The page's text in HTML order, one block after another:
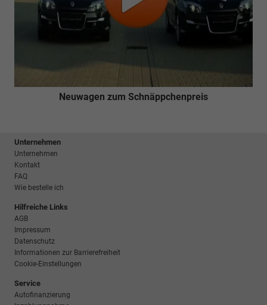
Neuwagen zum Schnäppchenpreis
Unternehmen
Unternehmen
Kontakt
FAQ
Wie bestelle ich
Hilfreiche Links
AGB
Impressum
Datenschutz
Informationen zur Barrierefreiheit
Cookie-Einstellungen
Service
Autofinanzierung